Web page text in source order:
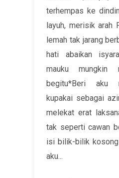
terhempas ke
layuh, merisik arah
lemah tak jarang
hati abaikan
mauku mungkin
begitu*Beri aku
kupakai sebagai
melekat erat
tak seperti cawan
isi bilik-bilik
aku...